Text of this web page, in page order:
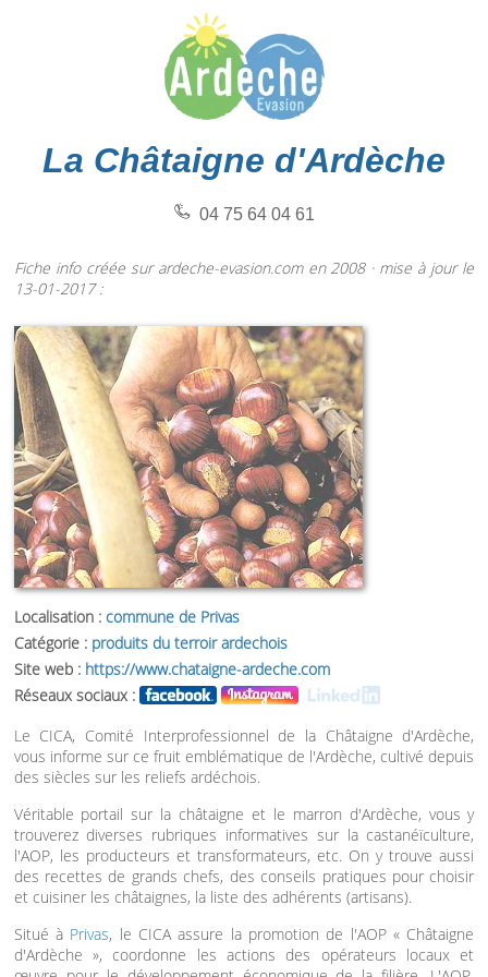
La Châtaigne d'Ardèche
04 75 64 04 61
Fiche info créée sur ardeche-evasion.com en 2008 · mise à jour le
13-01-2017 :
Localisation : commune de Privas
Catégorie : produits du terroir ardechois
Site web : https://www.chataigne-ardeche.com
Réseaux sociaux :
Le CICA, Comité Interprofessionnel de la Châtaigne d'Ardèche,
vous informe sur ce fruit emblématique de l'Ardèche, cultivé depuis
des siècles sur les reliefs ardéchois.
Véritable portail sur la châtaigne et le marron d'Ardèche, vous y
trouverez diverses rubriques informatives sur la castanéïculture,
l'AOP, les producteurs et transformateurs, etc. On y trouve aussi
des recettes de grands chefs, des conseils pratiques pour choisir
et cuisiner les châtaignes, la liste des adhérents (artisans).
Situé à Privas, le CICA assure la promotion de l'AOP « Châtaigne
d'Ardèche », coordonne les actions des opérateurs locaux et